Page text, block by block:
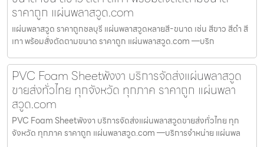
ราคาถูก แผ่นพลาสวูด.com
แผ่นพลาสวูด ราคาถูกชลบุรี แผ่นพลาสวูดหลายสี-ขนาด เช่น สีขาว สีดำ สี
เทา พร้อมสั่งตัดตามขนาด ราคาถูก แผ่นพลาสวูด.com —บริก
PVC Foam Sheetพังงา บริการจัดส่งแผ่นพลาสวูด
ขายส่งทั่วไทย ทุกจังหวัด ทุกภาค ราคาถูก แผ่นพลา
สวูด.com
PVC Foam Sheetพังงา บริการจัดส่งแผ่นพลาสวูดขายส่งทั่วไทย ทุก
จังหวัด ทุกภาค ราคาถูก แผ่นพลาสวูด.com —บริการจำหน่าย แผ่นพล